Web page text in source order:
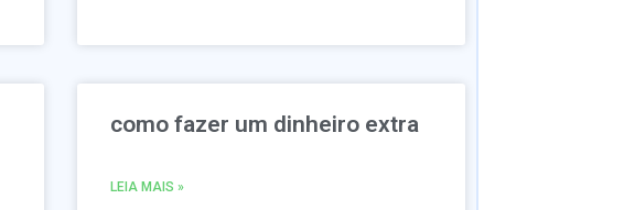
como fazer um dinheiro extra
LEIA MAIS »